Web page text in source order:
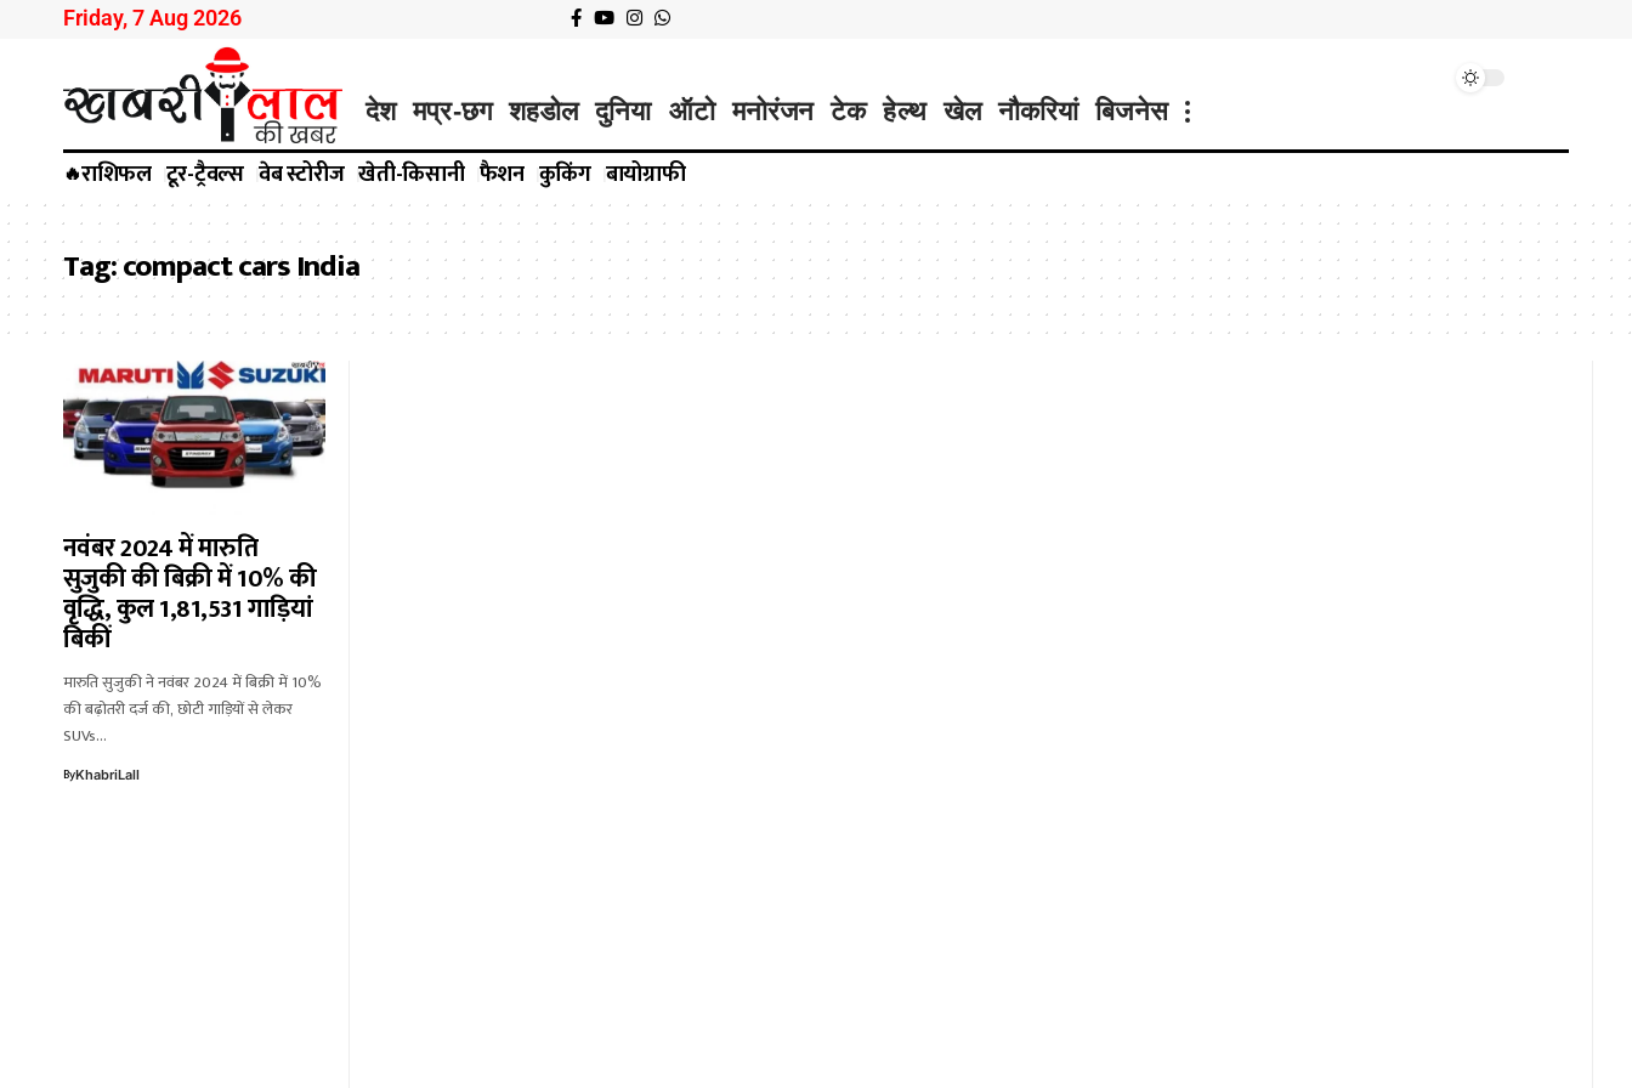
Friday, 7 Aug 2026
देश मप्र-छग शहडोल दुनिया ऑटो मनोरंजन टेक हेल्थ खेल नौकरियां बिजनेस
🔥राशिफल टूर-ट्रैवल्स वेब स्टोरीज खेती-किसानी फैशन कुकिंग बायोग्राफी
Tag:compact cars India
नवंबर 2024 में मारुति
सुजुकी की बिक्री में 10% की
वृद्धि, कुल 1,81,531 गाड़ियां
बिकीं
मारुति सुजुकी ने नवंबर 2024 में बिक्री में 10%
की बढ़ोतरी दर्ज की, छोटी गाड़ियों से लेकर
SUVs…
ByKhabriLall